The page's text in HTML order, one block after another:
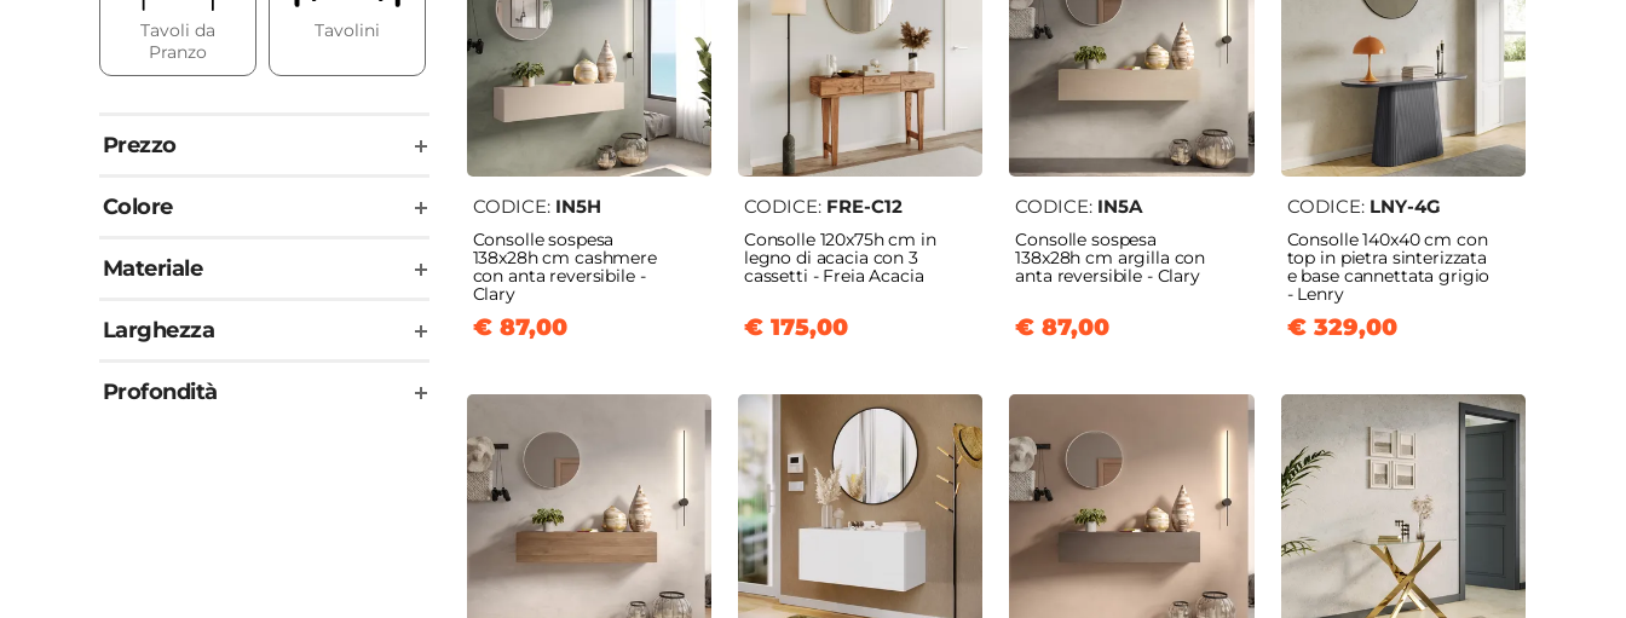
Tavoli da
Pranzo
Tavolini Consolle
Prezzo
Colore
Materiale
Larghezza
Profondità
CODICE: IN5H
Consolle sospesa
138x28h cm cashmere
con anta reversibile -
Clary
€ 87,00
CODICE: FRE-C12
Consolle 120x75h cm in
legno di acacia con 3
cassetti - Freia Acacia
€ 175,00
CODICE: IN5A
Consolle sospesa
138x28h cm argilla con
anta reversibile - Clary
€ 87,00
CODICE: LNY-4G
Consolle 140x40 cm con
top in pietra sinterizzata
e base cannettata grigio
- Lenry
€ 329,00